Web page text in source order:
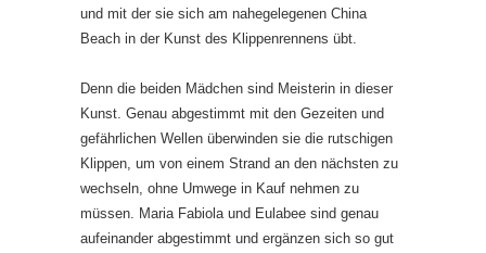
und mit der sie sich am nahegelegenen China
Beach in der Kunst des Klippenrennens übt.
Denn die beiden Mädchen sind Meisterin in dieser
Kunst. Genau abgestimmt mit den Gezeiten und
gefährlichen Wellen überwinden sie die rutschigen
Klippen, um von einem Strand an den nächsten zu
wechseln, ohne Umwege in Kauf nehmen zu
müssen. Maria Fabiola und Eulabee sind genau
aufeinander abgestimmt und ergänzen sich so gut